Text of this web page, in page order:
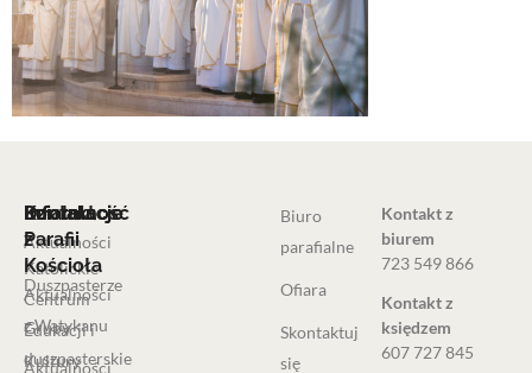
Informacje
Aktualności
Duszpasterze
Grupy
duszpasterskie
Działalność
Parafii
Katolickie
Centrum
Edukacji i
Kultury
Informacje
z
Kościoła
Aktualności
z Watykanu
Aktualności
Kontakt
Biuro
parafialne
Ofiara
Skontaktuj
się
Kontakt z
biurem
723 549 866
Kontakt z
księdzem
607 727 845